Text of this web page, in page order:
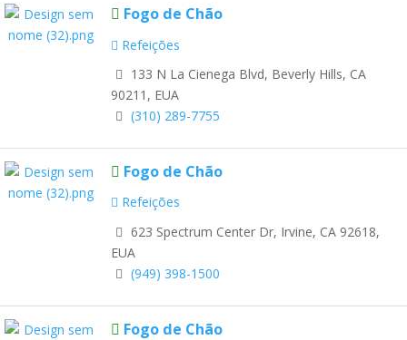
Fogo de Chão
Refeições
133 N La Cienega Blvd, Beverly Hills, CA
90211, EUA
(310) 289-7755
Fogo de Chão
Refeições
623 Spectrum Center Dr, Irvine, CA 92618,
EUA
(949) 398-1500
Fogo de Chão